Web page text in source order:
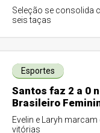
Seleção se consolida
seis taças
Esportes
Santos faz 2 a 0
Brasileiro
Evelin e Laryh
vitórias